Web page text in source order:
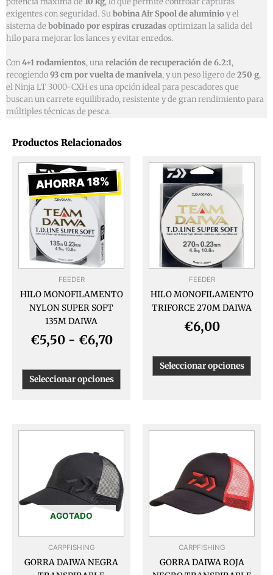
exigentes con seguridad. Subobina Air Spool de aluminioy el
sistema de bobinado por espiras cruzadas optimizan la salida del
hilo para mejorar los lances y evitar enredos.
Con4+1 rodamientos, unarelación de recuperación de 6.2:1,
recogiendo93 cm por vuelta de manivela, y un peso ligero de 250 g,
el Ninja LT 3000-CXH es una opción ideal para pescadores que
buscan un carrete equilibrado, resistente y de gran rendimiento para
múltiples técnicas de pesca.
Productos Relacionados
AHORRA 18%
FEEDER
HILO MONOFILAMENTO
NYLON SUPER SOFT
135M DAIWA
€5,50 - €6,70
Rango
de
precios:
Seleccionar opciones
Este
producto
tiene
pueden
en
FEEDER
HILO MONOFILAMENTO
TRIFORCE 270M DAIWA
€6,00
Seleccionar opciones
Este
en
la
AGOTADO
CARPFISHING
GORRA DAIWA NEGRA
CARPFISHING
GORRA DAIWA ROJA